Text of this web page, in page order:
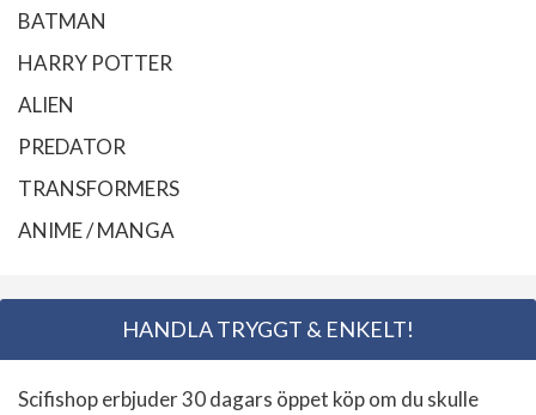
BATMAN
HARRY POTTER
ALIEN
PREDATOR
TRANSFORMERS
ANIME / MANGA
HANDLA TRYGGT & ENKELT!
Scifishop erbjuder 30 dagars öppet köp om du skulle